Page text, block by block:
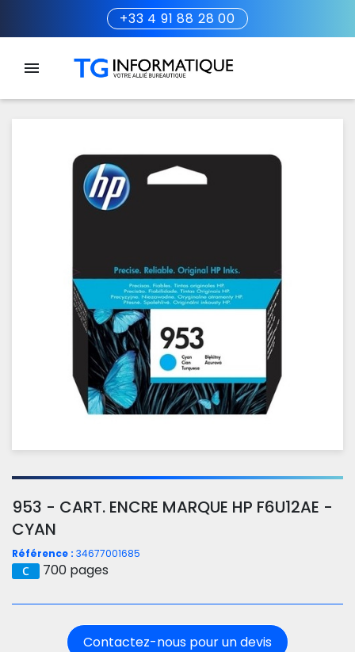
+33 4 91 88 28 00

953 - CART. ENCRE MARQUE HP F6U12AE -
CYAN
Référence : 34677001685
700 pages
Contactez-nous pour un devis